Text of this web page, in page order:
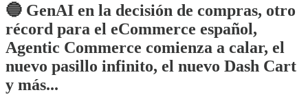
🔵 GenAI en la decisión de compras, otro
récord para el eCommerce español,
Agentic Commerce comienza a calar, el
nuevo pasillo infinito, el nuevo Dash Cart
y más...